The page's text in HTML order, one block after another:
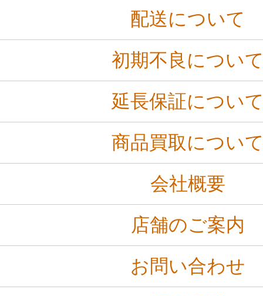
配送について
初期不良につい
延長保証につい
商品買取につい
会社概要
店舗のご案内
お問い合わせ